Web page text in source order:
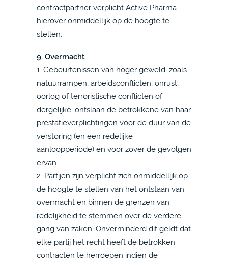
contractpartner verplicht Active Pharma
hierover onmiddellijk op de hoogte te
stellen.
9. Overmacht
1. Gebeurtenissen van hoger geweld, zoals
natuurrampen, arbeidsconflicten, onrust,
oorlog of terroristische conflicten of
dergelijke, ontslaan de betrokkene van haar
prestatieverplichtingen voor de duur van de
verstoring (en een redelijke
aanloopperiode) en voor zover de gevolgen
ervan.
2. Partijen zijn verplicht zich onmiddellijk op
de hoogte te stellen van het ontstaan van
overmacht en binnen de grenzen van
redelijkheid te stemmen over de verdere
gang van zaken. Onverminderd dit geldt dat
elke partij het recht heeft de betrokken
contracten te herroepen indien de